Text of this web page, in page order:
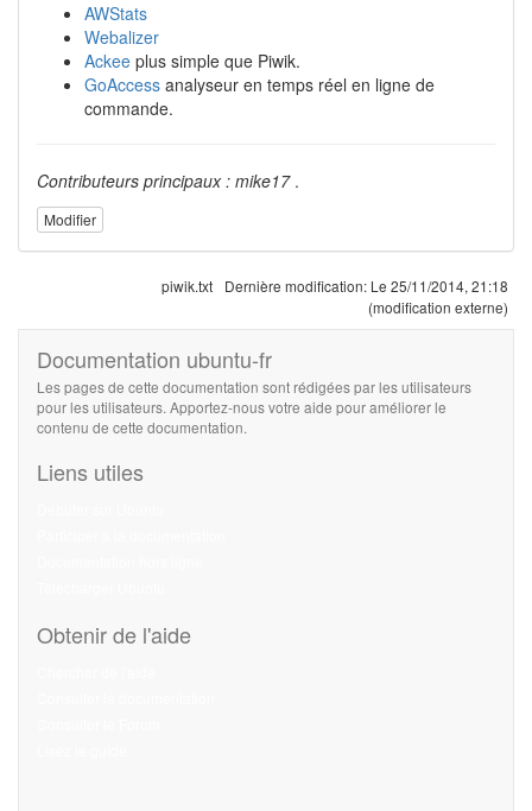
AWStats
Webalizer
Ackee plus simple que Piwik.
GoAccess analyseur en temps réel en ligne de
commande.
Contributeurs principaux : mike17 .
Modifier
piwik.txt Dernière modification: Le 25/11/2014, 21:18
(modification externe)
Documentation ubuntu-fr
Les pages de cette documentation sont rédigées par les utilisateurs
pour les utilisateurs. Apportez-nous votre aide pour améliorer le
contenu de cette documentation.
Liens utiles
Obtenir de l'aide